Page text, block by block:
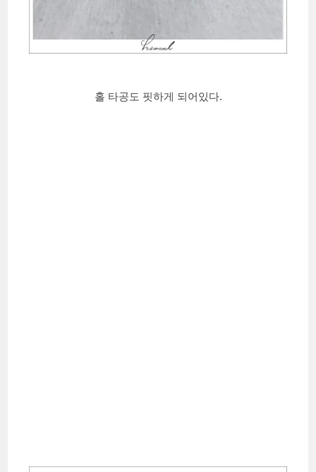
홀 타공도 핏하게 되어있다.